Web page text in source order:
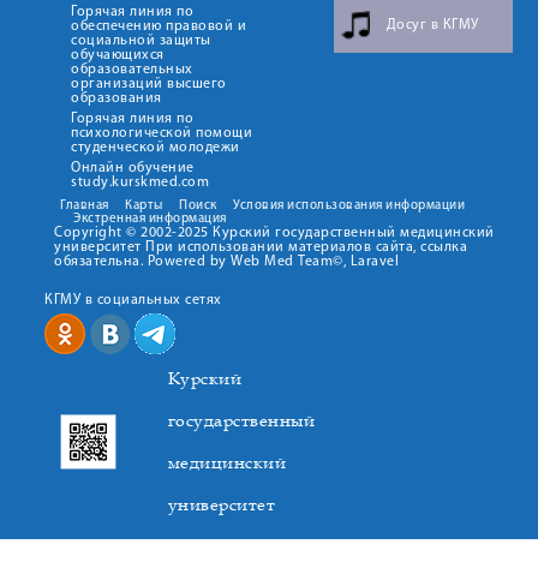
Горячая линия по
обеспечению правовой и
социальной защиты
обучающихся
образовательных
организаций высшего
образования
Горячая линия по
психологической помощи
студенческой молодежи
Онлайн обучение
study.kurskmed.com
Досуг в КГМУ
Главная Карты Поиск
Условия использования информации
Экстренная информация
Copyright © 2002-2025 Курский государственный медицинский
университет При использовании материалов сайта, ссылка
обязательна. Powered by Web Med Team©, Laravel
КГМУ в социальных сетях
Курский
государственный
медицинский
университет